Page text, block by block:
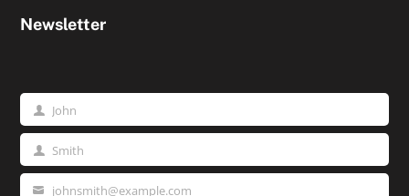
Newsletter
PrénomJohn
Nom Smith
johnsmith@example.com